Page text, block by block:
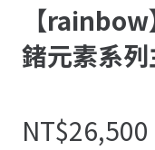
【
鍺元素系
NT$26,500